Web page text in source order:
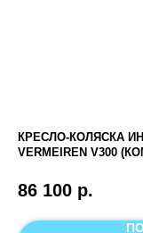
КРЕСЛО-КОЛЯСКА
VERMEIREN V300
86 100 р.